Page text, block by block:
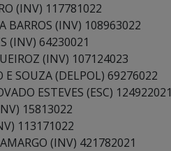
(INV) 117781022
BARROS (INV) 108963022
(INV) 64230021
(INV) 107124023
E SOUZA (DELPOL) 69276022
ESTEVES (ESC) 124922021
15813022
113171022
(INV) 421782021